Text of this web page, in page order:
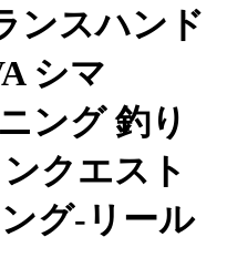
ンスハンド
シマ
ング 釣り
クエスト
グ-リール